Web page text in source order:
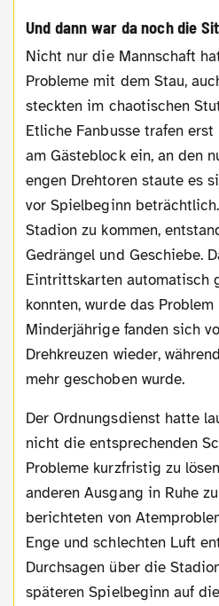
Und dann war da noch die
Nicht nur die Mannschaft hatte erhebliche
Probleme mit dem Stau,
steckten im chaotischen
Etliche Fanbusse trafen
am Gästeblock ein, an den
engen Drehtoren staute es
vor Spielbeginn
Stadion zu kommen,
Gedrängel und Geschiebe.
Eintrittskarten automatisch
konnten, wurde das
Minderjährige fanden sich
Drehkreuzen wieder,
mehr geschoben wurde.
Der Ordnungsdienst hatte laut eigener Aussage
nicht die entsprechenden
Probleme kurzfristig zu
anderen Ausgang in Ruhe
berichteten von
Enge und schlechten Luft
Durchsagen über die
späteren Spielbeginn auf